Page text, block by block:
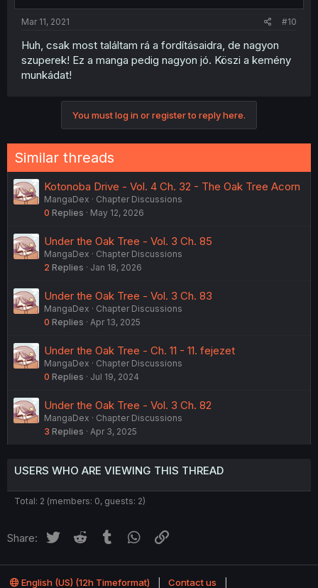
Mar 11, 2021 #10
Huh, csak most találtam rá a fordításaidra, de nagyon
szuperek! Ez a manga pedig nagyon jó. Köszi a kemény
munkádat!
You must log in or register to reply here.
Similar threads
Kotonoba Drive - Vol. 4 Ch. 32 - The Oak Tree Acorn
MangaDex
Chapter Discussions
0 Replies May 12, 2026
Under the Oak Tree - Vol. 3 Ch. 85
MangaDex
Chapter Discussions
2 Replies Jan 18, 2026
Under the Oak Tree - Vol. 3 Ch. 83
MangaDex
Chapter Discussions
0 Replies Apr 13, 2025
Under the Oak Tree - Ch. 11 - 11. fejezet
MangaDex
Chapter Discussions
0 Replies Jul 19, 2024
Under the Oak Tree - Vol. 3 Ch. 82
MangaDex
Chapter Discussions
3 Replies Apr 3, 2025
USERS WHO ARE VIEWING THIS THREAD
Total: 2 (members: 0, guests: 2)
Share: Twitter Reddit Tumblr WhatsApp
English (US) (12h Timeformat) Contact us